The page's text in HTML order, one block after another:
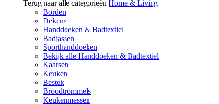
Terug naar alle categorieën Home & Living
Borden
Dekens
Handdoeken & Badtextiel
Badjassen
Sporthanddoeken
Bekijk alle Handdoeken & Badtextiel
Kaarsen
Keuken
Bestek
Broodtrommels
Keukenmessen